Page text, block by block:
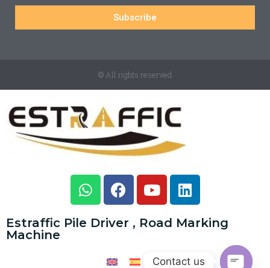
Subscribe
© All rights reserved
Estraffic Pile Driver , Road Marking
Machine
Contact us